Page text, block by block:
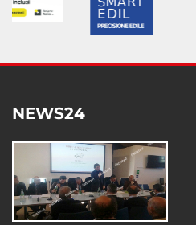
NEWS24